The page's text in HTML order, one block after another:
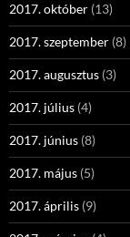
2017. október (13)
2017. szeptember (8)
2017. augusztus (3)
2017. július (4)
2017. június (8)
2017. május (5)
2017. április (9)